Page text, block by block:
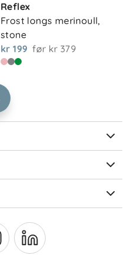
Reflex
Frost longs merinoull,
stone
kr 199 før kr 379